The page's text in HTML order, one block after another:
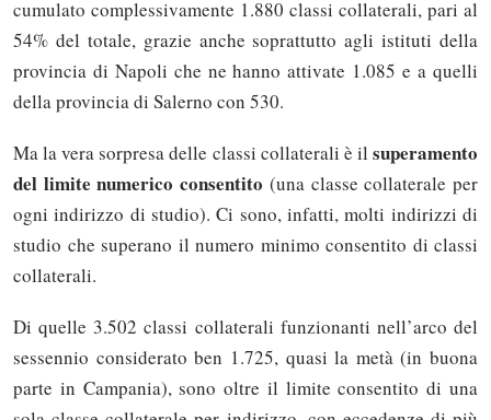
cumulato complessivamente 1.880 classi collaterali, pari al
54% del totale, grazie anche soprattutto agli istituti della
provincia di Napoli che ne hanno attivate 1.085 e a quelli
della provincia di Salerno con 530.
Ma la vera sorpresa delle classi collaterali è il superamento
del limite numerico consentito (una classe collaterale per
ogni indirizzo di studio). Ci sono, infatti, molti indirizzi di
studio che superano il numero minimo consentito di classi
collaterali.
Di quelle 3.502 classi collaterali funzionanti nell’arco del
sessennio considerato ben 1.725, quasi la metà (in buona
parte in Campania), sono oltre il limite consentito di una